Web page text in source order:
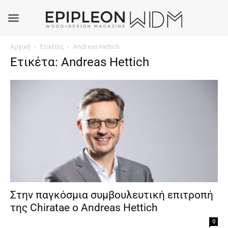
Αρχική Ετικέτες Andreas Hettich
Ετικέτα: Andreas Hettich
Στην παγκόσμια συμβουλευτική επιτροπή
της Chiratae ο Andreas Hettich
0